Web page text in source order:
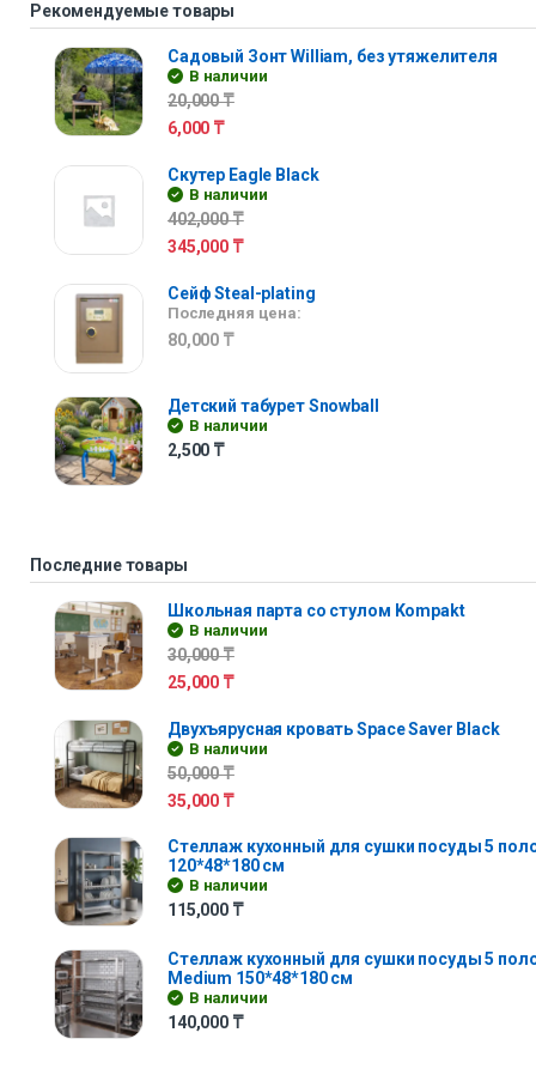
Рекомендуемые товары
Садовый Зонт William, без утяжелителя
В наличии
20,000₸
6,000 ₸
Скутер Eagle Black
В наличии
402,000₸
345,000 ₸
Сейф Steal-plating
Последняя цена:
80,000 ₸
Детский табурет Snowball
В наличии
2,500 ₸
Последние товары
Школьная парта со стулом Kompakt
В наличии
30,000₸
25,000 ₸
Двухъярусная кровать Space Saver Black
В наличии
50,000₸
35,000 ₸
Стеллаж кухонный для сушки посуды 5
120*48*180 см
В наличии
115,000 ₸
Стеллаж кухонный для сушки посуды 5
Medium 150*48*180 см
В наличии
140,000 ₸